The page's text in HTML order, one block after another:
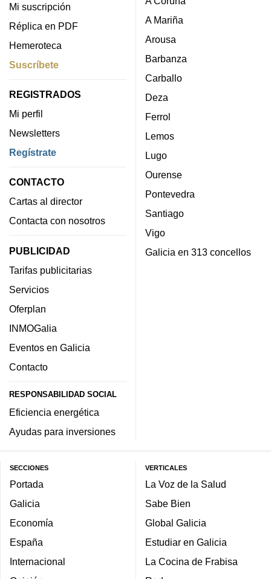
Mi suscripción
Réplica en PDF
Hemeroteca
Suscríbete
REGISTRADOS
Mi perfil
Newsletters
Regístrate
CONTACTO
Cartas al director
Contacta con nosotros
PUBLICIDAD
Tarifas publicitarias
Servicios
Oferplan
INMOGalia
Eventos en Galicia
Contacto
RESPONSABILIDAD SOCIAL
Eficiencia energética
Ayudas para inversiones
A Mariña
Arousa
Barbanza
Carballo
Deza
Ferrol
Lemos
Lugo
Ourense
Pontevedra
Santiago
Vigo
Galicia en 313 concellos
SECCIONES
Portada
Galicia
Economía
España
Internacional
VERTICALES
La Voz de la Salud
Sabe Bien
Global Galicia
Estudiar en Galicia
La Cocina de Frabisa